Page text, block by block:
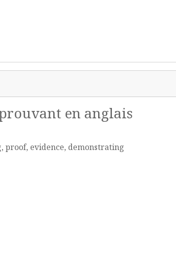
en anglais
proof, evidence, demonstrating